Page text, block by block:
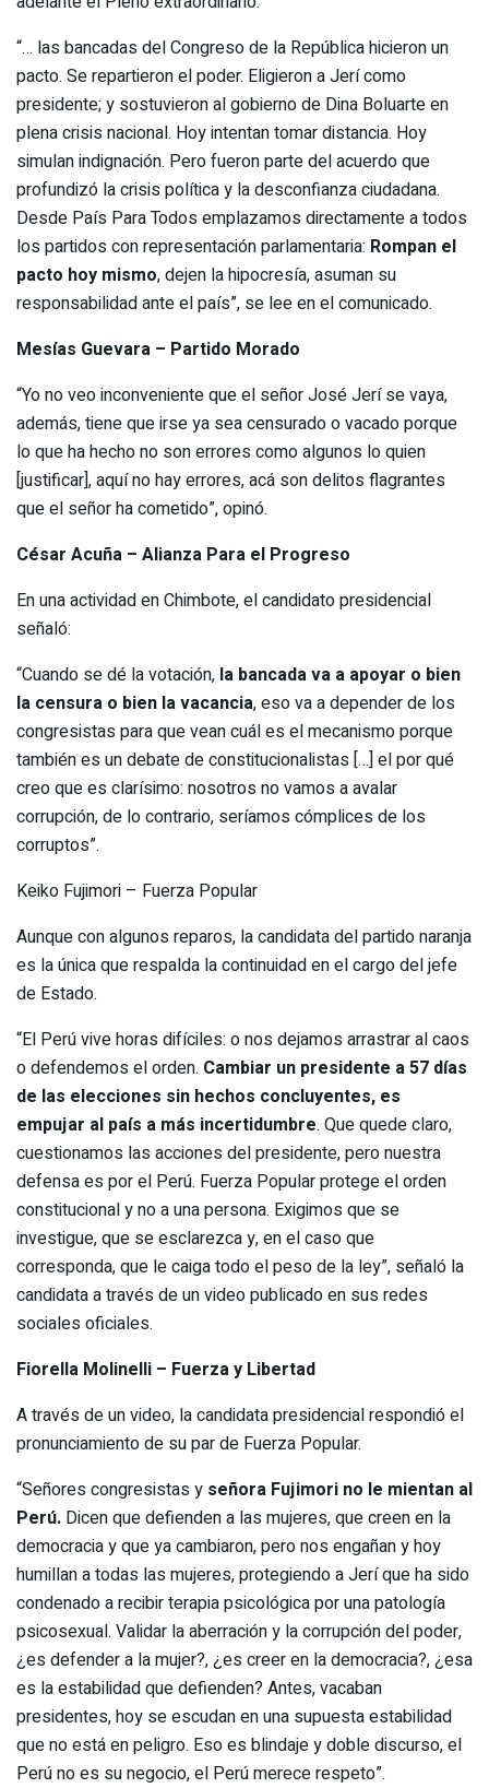
“… las bancadas del Congreso de la República hicieron un
pacto. Se repartieron el poder. Eligieron a Jerí como
presidente; y sostuvieron al gobierno de Dina Boluarte en
plena crisis nacional. Hoy intentan tomar distancia. Hoy
simulan indignación. Pero fueron parte del acuerdo que
profundizó la crisis política y la desconfianza ciudadana.
Desde País Para Todos emplazamos directamente a todos
los partidos con representación parlamentaria: Rompan el
pacto hoy mismo, dejen la hipocresía, asuman su
responsabilidad ante el país”, se lee en el comunicado.
Mesías Guevara – Partido Morado
“Yo no veo inconveniente que el señor José Jerí se vaya,
además, tiene que irse ya sea censurado o vacado porque
lo que ha hecho no son errores como algunos lo quien
[justificar], aquí no hay errores, acá son delitos flagrantes
que el señor ha cometido”, opinó.
César Acuña – Alianza Para el Progreso
En una actividad en Chimbote, el candidato presidencial
señaló:
“Cuando se dé la votación, la bancada va a apoyar o bien
la censura o bien la vacancia, eso va a depender de los
congresistas para que vean cuál es el mecanismo porque
también es un debate de constitucionalistas […] el por qué
creo que es clarísimo: nosotros no vamos a avalar
corrupción, de lo contrario, seríamos cómplices de los
corruptos”.
Keiko Fujimori – Fuerza Popular
Aunque con algunos reparos, la candidata del partido naranja
es la única que respalda la continuidad en el cargo del jefe
de Estado.
“El Perú vive horas difíciles: o nos dejamos arrastrar al caos
o defendemos el orden. Cambiar un presidente a 57 días
de las elecciones sin hechos concluyentes, es
empujar al país a más incertidumbre. Que quede claro,
cuestionamos las acciones del presidente, pero nuestra
defensa es por el Perú. Fuerza Popular protege el orden
constitucional y no a una persona. Exigimos que se
investigue, que se esclarezca y, en el caso que
corresponda, que le caiga todo el peso de la ley”, señaló la
candidata a través de un video publicado en sus redes
sociales oficiales.
Fiorella Molinelli – Fuerza y Libertad
A través de un video, la candidata presidencial respondió el
pronunciamiento de su par de Fuerza Popular.
“Señores congresistas y señora Fujimori no le mientan al
Perú. Dicen que defienden a las mujeres, que creen en la
democracia y que ya cambiaron, pero nos engañan y hoy
humillan a todas las mujeres, protegiendo a Jerí que ha sido
condenado a recibir terapia psicológica por una patología
psicosexual. Validar la aberración y la corrupción del poder,
¿es defender a la mujer?, ¿es creer en la democracia?, ¿esa
es la estabilidad que defienden? Antes, vacaban
presidentes, hoy se escudan en una supuesta estabilidad
que no está en peligro. Eso es blindaje y doble discurso, el
Perú no es su negocio, el Perú merece respeto”.